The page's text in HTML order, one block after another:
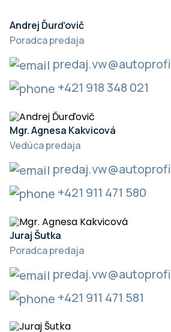
Andrej Ďurďovič
Poradca predaja
+421 918 348 021
Mgr. Agnesa Kakvicová
Vedúca predaja
+421 911 471 580
Juraj Šutka
Poradca predaja
+421 911 471 581